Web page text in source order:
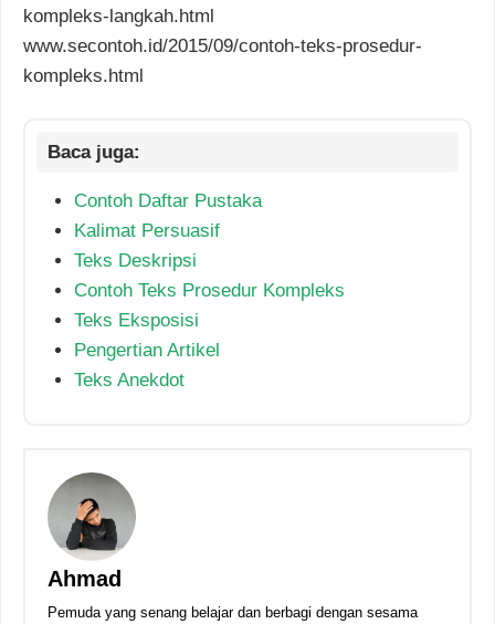
kompleks-langkah.html
www.secontoh.id/2015/09/contoh-teks-prosedur-
kompleks.html
Contoh Daftar Pustaka
Kalimat Persuasif
Teks Deskripsi
Contoh Teks Prosedur Kompleks
Teks Eksposisi
Pengertian Artikel
Teks Anekdot
Ahmad
Pemuda yang senang belajar dan berbagi dengan sesama